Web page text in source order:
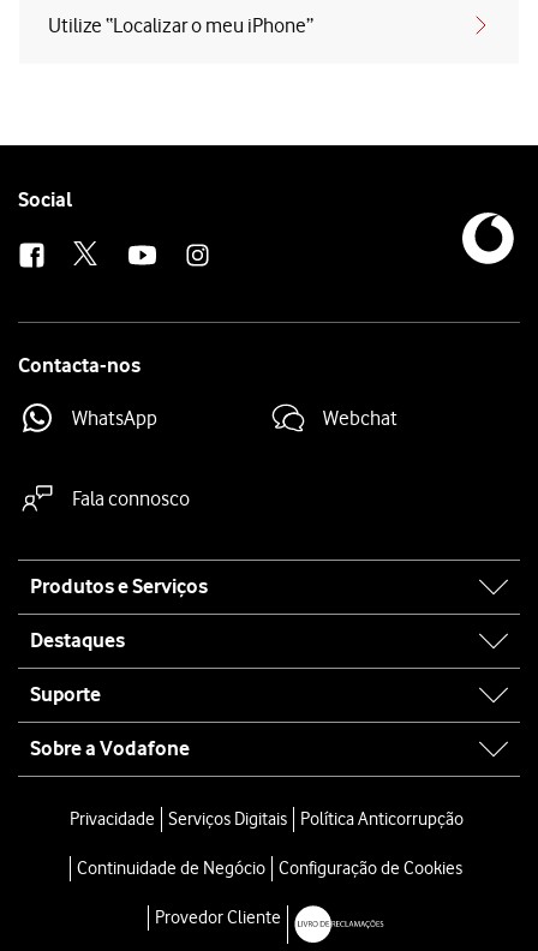
Utilize “Localizar o meu iPhone”
Follow
Social
Contacta-nos
WhatsApp Webchat
Fala connosco
map
Produtos e Serviços
Destaques
Suporte
Sobre a Vodafone
Privacidade Serviços Digitais Política Anticorrupção
Continuidade de Negócio Configuração de Cookies
Provedor Cliente